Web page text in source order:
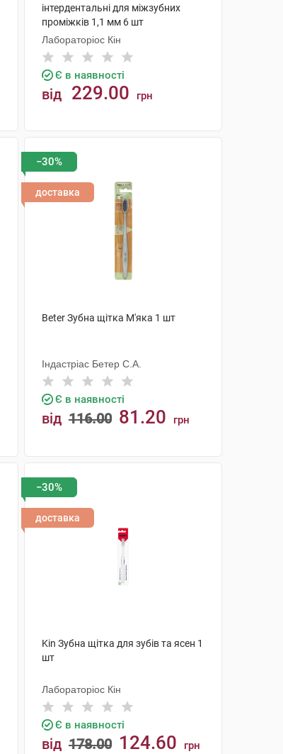
інтердентальні для міжзубних
проміжків 1,1 мм 6 шт
Лабораторіос Кін
Є в наявності
від 229.00 грн
−30%
доставка
Beter Зубна щітка М'яка 1 шт
Індастріас Бетер С.А.
Є в наявності
від 116.00 81.20 грн
−30%
доставка
Kin Зубна щітка для зубів та ясен 1
шт
Лабораторіос Кін
Є в наявності
від 178.00 124.60 грн